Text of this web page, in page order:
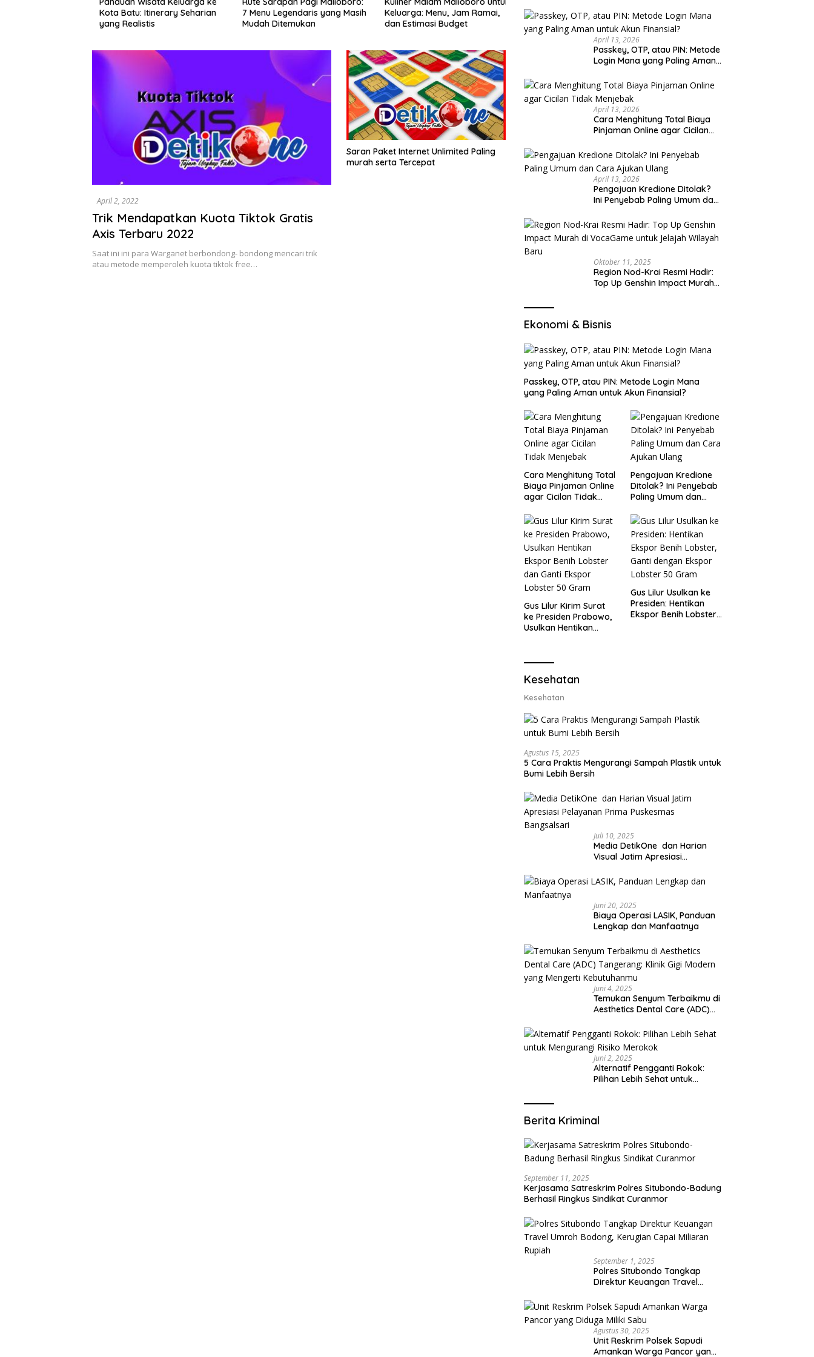
Kota Batu: Itinerary Seharian
yang Realistis
7 Menu Legendaris yang Masih
Mudah Ditemukan
Keluarga: Menu, Jam Ramai,
dan Estimasi Budget
Semarang Malam Hari: Rute
Aman untuk Keluarga
Tempat Dekat Stasiun Balapan
yang Ramah Kantong
April 2, 2022
Trik Mendapatkan Kuota Tiktok Gratis
Axis Terbaru 2022
Saat ini ini para Warganet berbondong- bondong mencari trik
atau metode memperoleh kuota tiktok free…
Saran Paket Internet Unlimited Paling
murah serta Tercepat
April 13, 2026
Passkey, OTP, atau PIN: Metode
Login Mana yang Paling Aman
April 13, 2026
Cara Menghitung Total Biaya
Pinjaman Online agar Cicilan
April 13, 2026
Pengajuan Kredione Ditolak?
Ini Penyebab Paling Umum dan
Oktober 11, 2025
Region Nod-Krai Resmi Hadir:
Top Up Genshin Impact Murah
Ekonomi & Bisnis
Passkey, OTP, atau PIN: Metode Login Mana
yang Paling Aman untuk Akun Finansial?
Cara Menghitung Total
Biaya Pinjaman Online
agar Cicilan Tidak
Pengajuan Kredione
Ditolak? Ini Penyebab
Paling Umum dan
Gus Lilur Kirim Surat
ke Presiden Prabowo,
Usulkan Hentikan
Lobster 50 Gram
Gus Lilur Usulkan ke
Presiden: Hentikan
Ekspor Benih Lobster,
Kesehatan
Kesehatan
Agustus 15, 2025
5 Cara Praktis Mengurangi Sampah Plastik untuk
Bumi Lebih Bersih
Juli 10, 2025
Media DetikOne dan Harian
Visual Jatim Apresiasi
Bangsalsari
Juni 20, 2025
Biaya Operasi LASIK, Panduan
Lengkap dan Manfaatnya
Juni 4, 2025
Temukan Senyum Terbaikmu di
Aesthetics Dental Care (ADC)
yang Mengerti Kebutuhanmu
Juni 2, 2025
Alternatif Pengganti Rokok:
Pilihan Lebih Sehat untuk
Berita Kriminal
September 11, 2025
Kerjasama Satreskrim Polres Situbondo-Badung
Berhasil Ringkus Sindikat Curanmor
September 1, 2025
Polres Situbondo Tangkap
Direktur Keuangan Travel
Capai Miliaran Rupiah
Agustus 30, 2025
Unit Reskrim Polsek Sapudi
Amankan Warga Pancor yang